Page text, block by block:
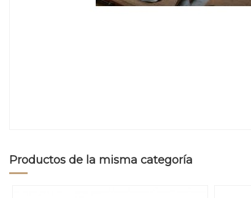
Productos de la misma categoría